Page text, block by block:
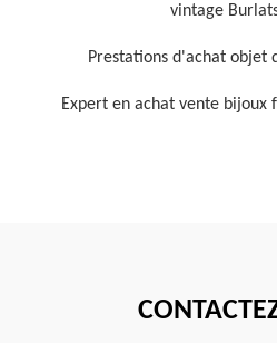
vintage
Prestations d'achat objet
Expert en achat vente bijoux